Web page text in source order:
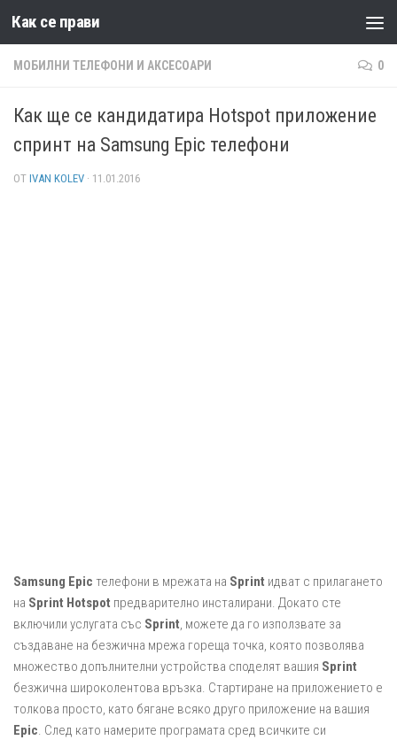
Към съдържанието
Как се прави
МОБИЛНИ ТЕЛЕФОНИ И АКСЕСОАРИ 0
Как ще се кандидатира Hotspot приложение
спринт на Samsung Epic телефони
ОТ IVAN KOLEV · 11.01.2016
Samsung Epic телефони в мрежата на Sprint идват с прилагането
на Sprint Hotspot предварително инсталирани. Докато сте
включили услугата със Sprint, можете да го използвате за
създаване на безжична мрежа гореща точка, която позволява
множество допълнителни устройства споделят вашия Sprint
безжична широколентова връзка. Стартиране на приложението е
толкова просто, като бягане всяко друго приложение на вашия
Epic. След като намерите програмата сред всичките си